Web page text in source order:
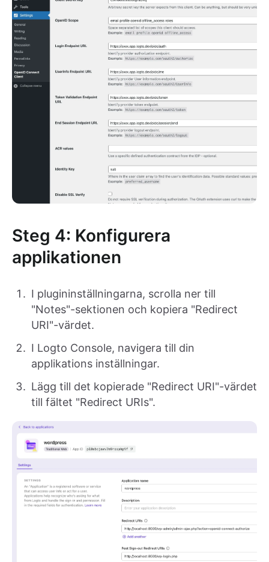
Steg 4: Konfigurera
applikationen
I plugininställningarna, scrolla ner till
"Notes"-sektionen och kopiera "Redirect
URI"-värdet.
I Logto Console, navigera till din
applikations inställningar.
Lägg till det kopierade "Redirect URI"-värdet
till fältet "Redirect URIs".